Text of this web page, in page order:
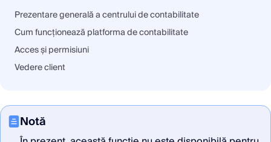
Prezentare generală a centrului de contabilitate
Cum funcționează platforma de contabilitate
Acces și permisiuni
Vedere client
Notă